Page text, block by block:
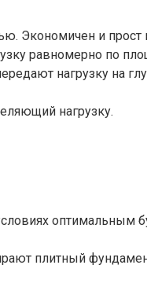
Экономичен и прост
равномерно по
нагрузку на
нагрузку.
оптимальным
плитный